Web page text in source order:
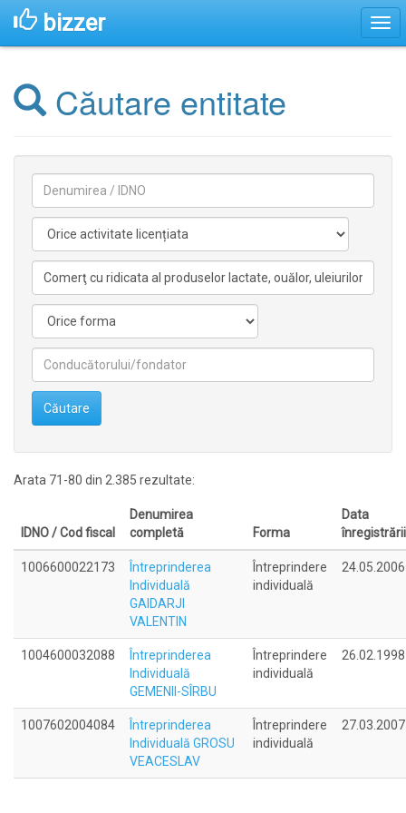
bizzer
Căutare entitate
licentiata
nelicentiata
Căutare
Arata 71-80 din 2.385 rezultate:
IDNO / Cod fiscal
Denumirea
completă
Forma
Data
înregistrării
1006600022173
Întreprinderea
Individuală
GAIDARJI
VALENTIN
Întreprindere
individuală
24.05.2006
1004600032088
Întreprinderea
Individuală
GEMENII-SÎRBU
Întreprindere
individuală
26.02.1998
1007602004084
Întreprinderea
Individuală GROSU
VEACESLAV
Întreprindere
individuală
27.03.2007